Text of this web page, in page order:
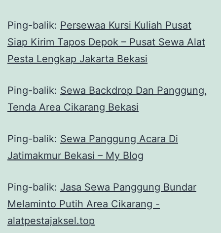
Ping-balik: Persewaa Kursi Kuliah Pusat
Siap Kirim Tapos Depok – Pusat Sewa Alat
Pesta Lengkap Jakarta Bekasi
Ping-balik: Sewa Backdrop Dan Panggung,
Tenda Area Cikarang Bekasi
Ping-balik: Sewa Panggung Acara Di
Jatimakmur Bekasi – My Blog
Ping-balik: Jasa Sewa Panggung Bundar
Melaminto Putih Area Cikarang -
alatpestajaksel.top